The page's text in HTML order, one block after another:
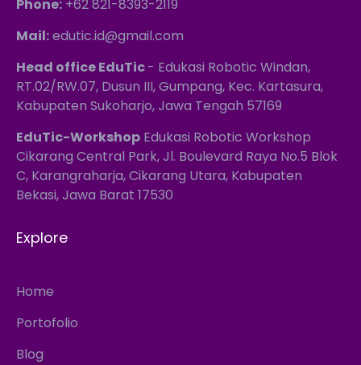
Phone: +62 821-8393-2119
Mail:edutic.id@gmail.com
Head office EduTic- Edukasi Robotic Windan,
RT.02/RW.07, Dusun III, Gumpang, Kec. Kartasura,
Kabupaten Sukoharjo, Jawa Tengah 57169
EduTic-Workshop Edukasi Robotic Workshop
Cikarang Central Park, Jl. Boulevard Raya No.5 Blok
C, Karangraharja, Cikarang Utara, Kabupaten
Bekasi, Jawa Barat 17530
Explore
Home
Portofolio
Blog